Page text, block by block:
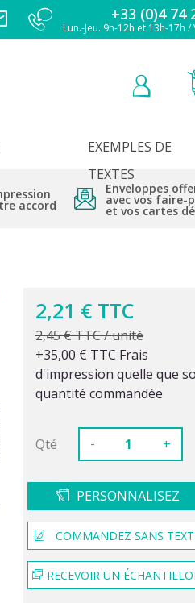
+33 (0)4 74
Lun.-Jeu. 9h-12h et 13h-17h /
EXEMPLES DE
TEXTES
accord
Enveloppes
avec vos faire-
et vos cartes
2,21 € TTC
2,45 € TTC / unité
+35,00 € TTC Frais
d'impression quelle que
quantité commandée
Qté - +
PERSONNALISEZ
COMMANDEZ SANS
RECEVOIR UN